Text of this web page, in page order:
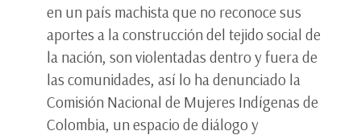
en un país machista que no reconoce sus
aportes a la construcción del tejido social de
la nación, son violentadas dentro y fuera de
las comunidades, así lo ha denunciado la
Comisión Nacional de Mujeres Indígenas de
Colombia, un espacio de diálogo y